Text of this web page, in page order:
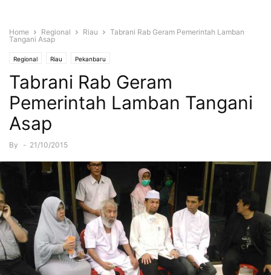
Home Regional Riau
Tabrani Rab Geram Pemerintah Lamban
Tangani Asap
Regional Riau Pekanbaru
Tabrani Rab Geram
Pemerintah Lamban Tangani
Asap
By - 21/10/2015